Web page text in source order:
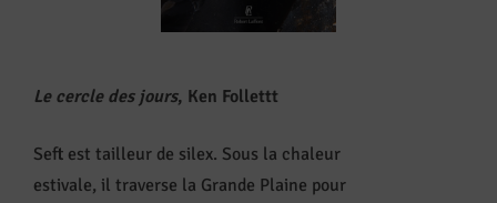
Le cercle des jours, Ken Follettt
Seft est tailleur de silex. Sous la chaleur
estivale, il traverse la Grande Plaine pour